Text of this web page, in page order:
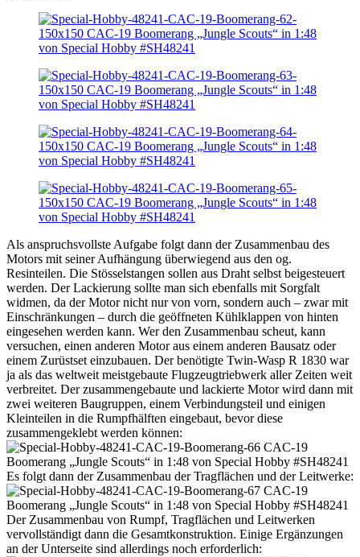
Als anspruchsvollste Aufgabe folgt dann der Zusammenbau des
Motors mit seiner Aufhängung überwiegend aus den og.
Resinteilen. Die Stösselstangen sollen aus Draht selbst beigesteuert
werden. Der Lackierung sollte man sich ebenfalls mit Sorgfalt
widmen, da der Motor nicht nur von vorn, sondern auch – zwar mit
Einschränkungen – durch die geöffneten Kühlklappen von hinten
eingesehen werden kann. Wer den Zusammenbau scheut, kann
versuchen, einen anderen Motor aus einem anderen Bausatz oder
einem Zurüstset einzubauen. Der benötigte Twin-Wasp R 1830 war
ja als das weltweit meistgebaute Flugzeugtriebwerk aller Zeiten weit
verbreitet. Der zusammengebaute und lackierte Motor wird dann mit
zwei weiteren Baugruppen, einem Verbindungsteil und einigen
Kleinteilen in die Rumpfhälften eingebaut, bevor diese
zusammengeklebt werden können:
Es folgt dann der Zusammenbau der Tragflächen und der Leitwerke:
Der Zusammenbau von Rumpf, Tragflächen und Leitwerken
vervollständigt dann die Gesamtkonstruktion. Einige Ergänzungen
an der Unterseite sind allerdings noch erforderlich: